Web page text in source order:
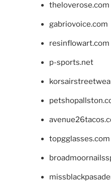
theloverose.com
gabriovoice.com
resinflowart.com
p-sports.net
topgglasses.com